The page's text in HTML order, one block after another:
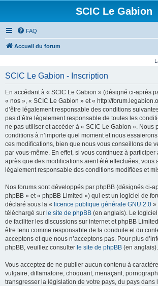
SCIC Le Gabion
FAQ
Accueil du forum
SCIC Le Gabion - Inscription
En accédant à « SCIC Le Gabion » (désigné ci-après
« nos », « SCIC Le Gabion » et « http://
d’être légalement responsable des conditions
pas d’être légalement responsable de toutes les
ne pas utiliser et accéder à « SCIC Le Gabion ». Nous
conditions à n’importe quel moment et nous
ces modifications, bien que nous vous conseillons de
par vous-même. En effet, si vous continuez à participer
après que des modifications aient été effectuées, vous
légalement responsable des conditions modifiées et
Nos forums sont développés par phpBB (désignés ci-
phpBB » et « phpBB Limited ») qui est un logiciel de
déclaré sous la « licence publique générale GNU 2.0 »
téléchargé sur le site de phpBB (en anglais). Le
de faciliter les discussions sur internet et phpBB
être tenu comme responsable de la conduite et du
acceptons et que nous n’acceptons pas. Pour plus
phpBB, veuillez consulter le site de phpBB (en anglais).
Vous acceptez de ne publier aucun contenu à
vulgaire, diffamatoire, choquant, menaçant,
transgresser la législation de votre pays, du pays dans